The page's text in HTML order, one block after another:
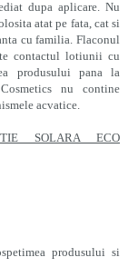
dupa aplicare. Nu
atat pe fata, cat si
cu familia. Flaconul
contactul lotiunii cu
produsului pana la
nu contine
acvatice.
SOLARA ECO
produsului si